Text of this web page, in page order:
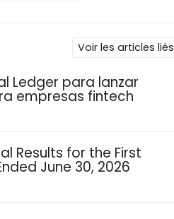
Voir les articles liés
Ledger para lanzar
empresas fintech
Results for the First
June 30, 2026